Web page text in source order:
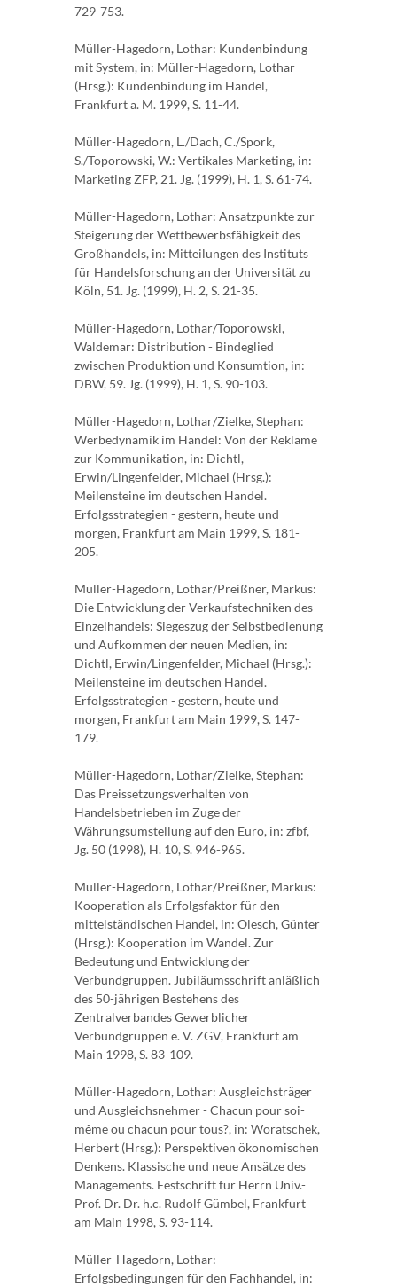
729-753.
Müller-Hagedorn, Lothar: Kundenbindung
mit System, in: Müller-Hagedorn, Lothar
(Hrsg.): Kundenbindung im Handel,
Frankfurt a. M. 1999, S. 11-44.
Müller-Hagedorn, L./Dach, C./Spork,
S./Toporowski, W.: Vertikales Marketing, in:
Marketing ZFP, 21. Jg. (1999), H. 1, S. 61-74.
Müller-Hagedorn, Lothar: Ansatzpunkte zur
Steigerung der Wettbewerbsfähigkeit des
Großhandels, in: Mitteilungen des Instituts
für Handelsforschung an der Universität zu
Köln, 51. Jg. (1999), H. 2, S. 21-35.
Müller-Hagedorn, Lothar/Toporowski,
Waldemar: Distribution - Bindeglied
zwischen Produktion und Konsumtion, in:
DBW, 59. Jg. (1999), H. 1, S. 90-103.
Müller-Hagedorn, Lothar/Zielke, Stephan:
Werbedynamik im Handel: Von der Reklame
zur Kommunikation, in: Dichtl,
Erwin/Lingenfelder, Michael (Hrsg.):
Meilensteine im deutschen Handel.
Erfolgsstrategien - gestern, heute und
morgen, Frankfurt am Main 1999, S. 181-
205.
Müller-Hagedorn, Lothar/Preißner, Markus:
Die Entwicklung der Verkaufstechniken des
Einzelhandels: Siegeszug der Selbstbedienung
und Aufkommen der neuen Medien, in:
Dichtl, Erwin/Lingenfelder, Michael (Hrsg.):
Meilensteine im deutschen Handel.
Erfolgsstrategien - gestern, heute und
morgen, Frankfurt am Main 1999, S. 147-
179.
Müller-Hagedorn, Lothar/Zielke, Stephan:
Das Preissetzungsverhalten von
Handelsbetrieben im Zuge der
Währungsumstellung auf den Euro, in: zfbf,
Jg. 50 (1998), H. 10, S. 946-965.
Müller-Hagedorn, Lothar/Preißner, Markus:
Kooperation als Erfolgsfaktor für den
mittelständischen Handel, in: Olesch, Günter
(Hrsg.): Kooperation im Wandel. Zur
Bedeutung und Entwicklung der
Verbundgruppen. Jubiläumsschrift anläßlich
des 50-jährigen Bestehens des
Zentralverbandes Gewerblicher
Verbundgruppen e. V. ZGV, Frankfurt am
Main 1998, S. 83-109.
Müller-Hagedorn, Lothar: Ausgleichsträger
und Ausgleichsnehmer - Chacun pour soi-
même ou chacun pour tous?, in: Woratschek,
Herbert (Hrsg.): Perspektiven ökonomischen
Denkens. Klassische und neue Ansätze des
Managements. Festschrift für Herrn Univ.-
Prof. Dr. Dr. h.c. Rudolf Gümbel, Frankfurt
am Main 1998, S. 93-114.
Müller-Hagedorn, Lothar:
Erfolgsbedingungen für den Fachhandel, in: